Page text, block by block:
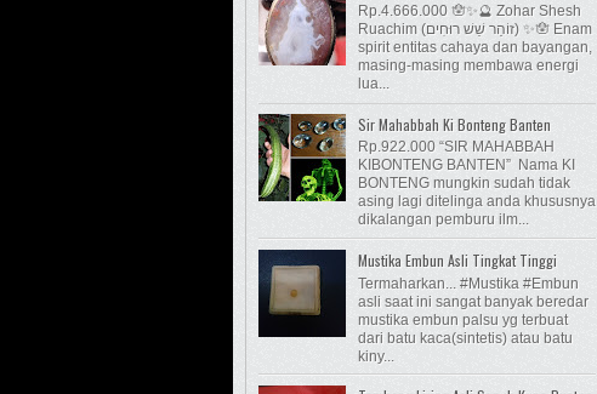
Rp.4.666.000 🪬✨🔮 Zohar Shesh
Ruachim (זוֹהַר שֵׁשׁ רוּחִים) ✨🪬 Enam
spirit entitas cahaya dan bayangan,
masing-masing membawa energi
lua...
Sir Mahabbah Ki Bonteng Banten
Rp.922.000 “SIR MAHABBAH
KIBONTENG BANTEN” Nama KI
BONTENG mungkin sudah tidak
asing lagi ditelinga anda khususnya
dikalangan pemburu ilm...
Mustika Embun Asli Tingkat Tinggi
Termaharkan... #Mustika #Embun
asli saat ini sangat banyak beredar
mustika embun palsu yg terbuat
dari batu kaca(sintetis) atau batu
kiny...